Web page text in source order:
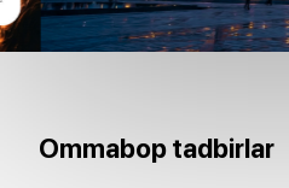
Ommabop tadbirlar